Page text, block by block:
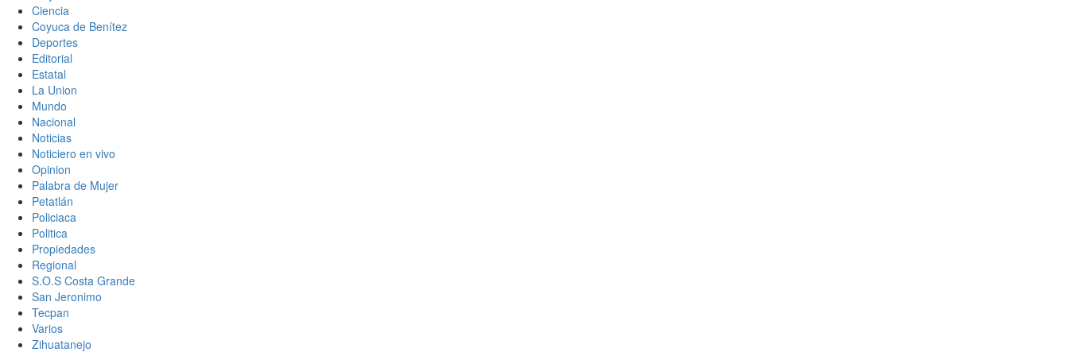
Ciencia
Coyuca de Benítez
Deportes
Editorial
Estatal
La Union
Mundo
Nacional
Noticias
Noticiero en vivo
Opinion
Palabra de Mujer
Petatlán
Policiaca
Politica
Propiedades
Regional
S.O.S Costa Grande
San Jeronimo
Tecpan
Varios
Zihuatanejo